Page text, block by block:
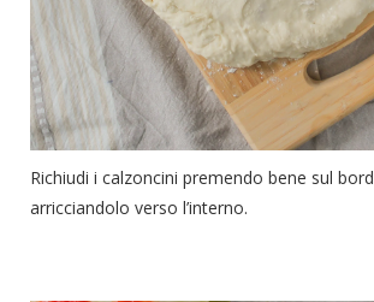
Richiudi i calzoncini premendo bene sul
arricciandolo verso l’interno.